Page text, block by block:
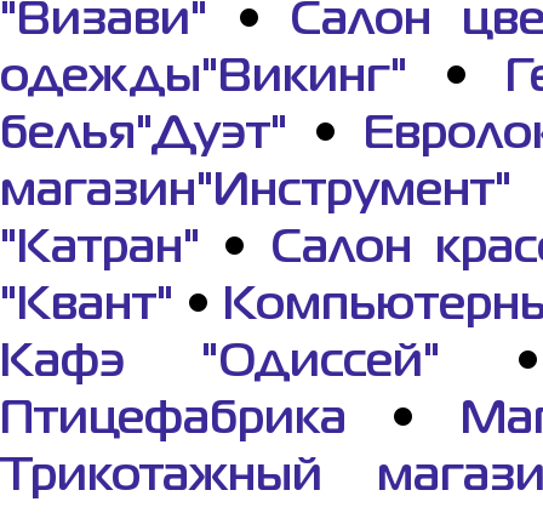
"Визави" • Салон
одежды"Викинг" •
белья"Дуэт" •
магазин"Инструмент"
"Катран" • Салон
"Квант" •
Кафэ "Одиссей"
Птицефабрика •
Трикотажный